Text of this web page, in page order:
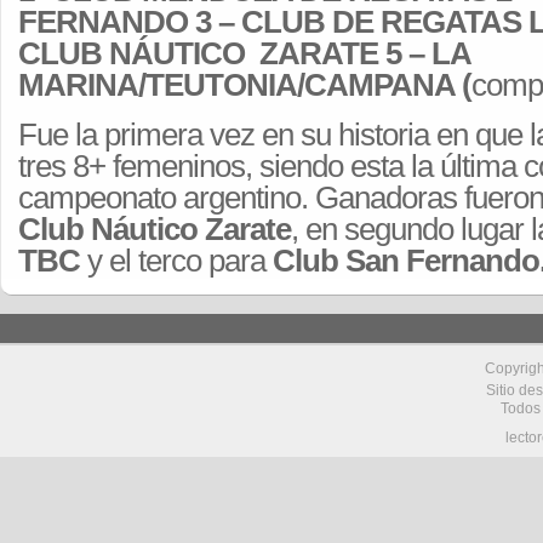
FERNANDO 3 – CLUB DE REGATAS
CLUB NÁUTICO ZARATE 5 – LA
MARINA/TEUTONIA/CAMPANA (
Fue la primera vez en su historia en que
tres 8+ femeninos, siendo esta la última
campeonato argentino. Ganadoras
Club Náutico Zarate, en segundo lugar
TBC y el terco paraClub San
Sitio